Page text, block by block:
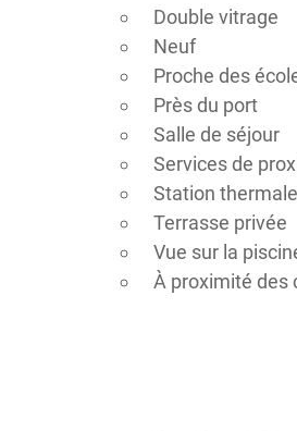
Double vitrage
Neuf
Proche des
Près du port
Salle de séjour
Services de
Station thermale
Terrasse privée
Vue sur la
À proximité des